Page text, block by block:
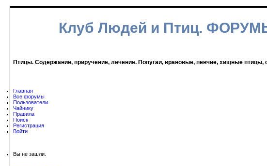
Клуб Людей и Птиц.
Птицы. Содержание, приручение, лечение. Попугаи, врановые, певчие, хищные птицы,
Главная
Все форумы
Пользователи
Чайнику
Правила
Поиск
Регистрация
Войти
Вы не зашли.